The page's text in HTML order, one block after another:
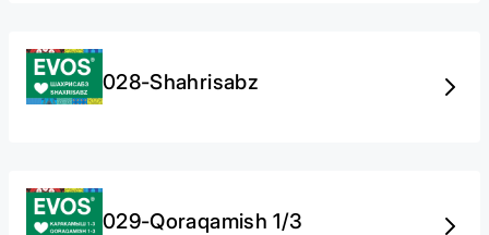
028-Shahrisabz
029-Qoraqamish 1/3